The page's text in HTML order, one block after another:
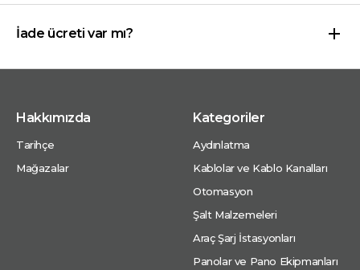
İade ücreti var mı?
Hakkımızda
Tarihçe
Mağazalar
Kategoriler
Aydınlatma
Kablolar ve Kablo Kanalları
Otomasyon
Şalt Malzemeleri
Araç Şarj İstasyonları
Panolar ve Pano Ekipmanları